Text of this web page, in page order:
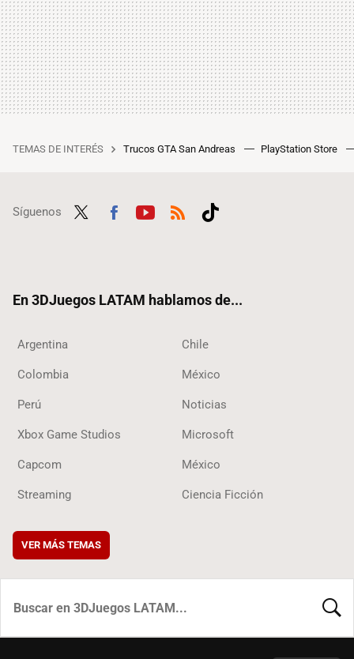
TEMAS DE INTERÉS Trucos GTA San Andreas PlayStation Store
Síguenos
En 3DJuegos LATAM hablamos de...
Argentina Chile
Colombia México
Perú Noticias
Xbox Game Studios Microsoft
Capcom México
Streaming Ciencia Ficción
VER MÁS TEMAS